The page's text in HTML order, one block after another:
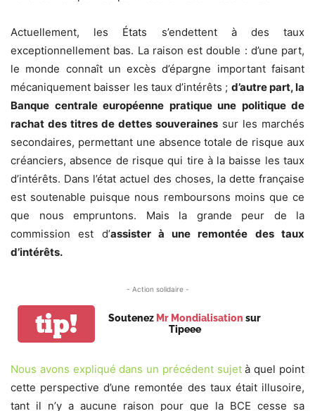
Actuellement, les États s’endettent à des taux
exceptionnellement bas. La raison est double : d’une part,
le monde connaît un excès d’épargne important faisant
mécaniquement baisser les taux d’intérêts ; d’autre part, la
Banque centrale européenne pratique une politique de
rachat des titres de dettes souveraines sur les marchés
secondaires, permettant une absence totale de risque aux
créanciers, absence de risque qui tire à la baisse les taux
d’intérêts. Dans l’état actuel des choses, la dette française
est soutenable puisque nous remboursons moins que ce
que nous empruntons. Mais la grande peur de la
commission est d’assister à une remontée des taux
d’intérêts.
- Action solidaire -
tip! Soutenez Mr Mondialisation sur
Tipeee
Nous avons expliqué dans un précédent sujetà quel point
cette perspective d’une remontée des taux était illusoire,
tant il n’y a aucune raison pour que la BCE cesse sa